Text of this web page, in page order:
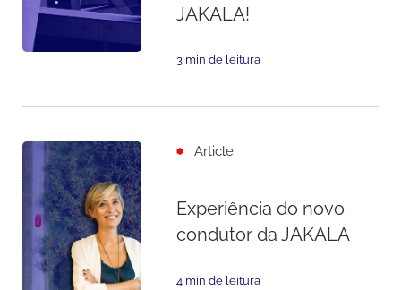
JAKALA!
3 min de leitura
Article
Experiência do novo
condutor da JAKALA
4 min de leitura